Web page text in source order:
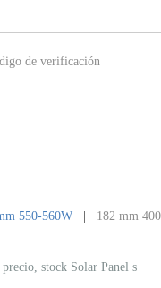
550-560W 182 mm
stock Solar Panel s